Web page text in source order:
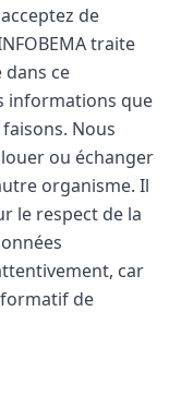
de
traite
ce
informations que
Nous
ou échanger
organisme. Il
le respect de la
car
de